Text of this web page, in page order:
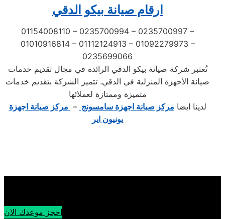
ارقام صيانة بيكو الدقي
01154008110 – 0235700994 – 0235700997 –
01010916814 – 01112124913 – 01092279973 –
0235699066
تُعتبر شركة صيانة بيكو الدقي الرائدة في مجال تقديم خدمات
صيانة الأجهزة المنزلية في الدقي. تتميز الشركة بتقديم خدمات
متميزة وممتازة لعملائها
لدينا ايضا مركز صيانة اجهزة سامسونج – مركز صيانة اجهزة
يونيون اير
احجز موعدك الان